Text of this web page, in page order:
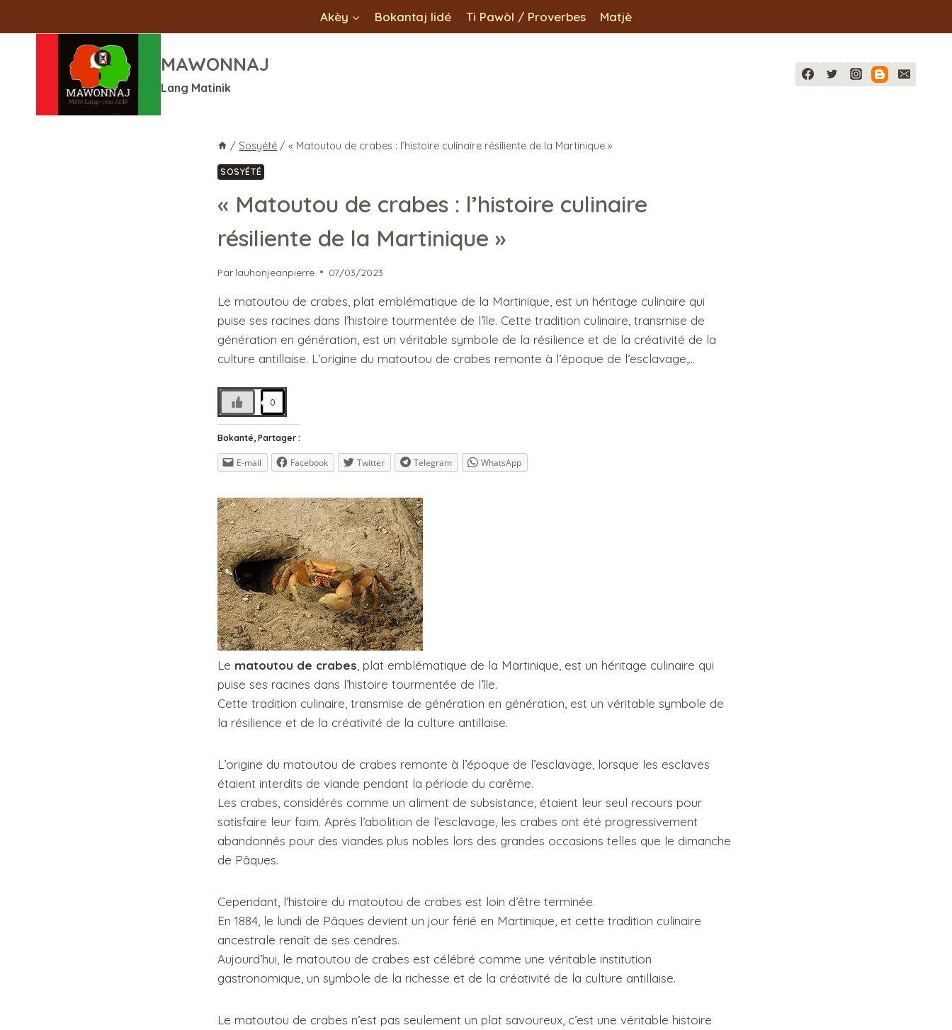
Akèy Bokantaj lidé Ti Pawòl / Proverbes Matjè
MAWONNAJ
Lang Matinik
/ Sosyété / « Matoutou de crabes : l’histoire culinaire résiliente de la Martinique »
SOSYÉTÉ
« Matoutou de crabes : l’histoire culinaire
résiliente de la Martinique »
Par lauhonjeanpierre 07/03/2023
Le matoutou de crabes, plat emblématique de la Martinique, est un héritage culinaire qui
puise ses racines dans l’histoire tourmentée de l’île. Cette tradition culinaire, transmise de
génération en génération, est un véritable symbole de la résilience et de la créativité de la
culture antillaise. L’origine du matoutou de crabes remonte à l’époque de l’esclavage,…
0
Bokanté, Partager :
E-mail Facebook Twitter Telegram WhatsApp
Le matoutou de crabes , plat emblématique de la Martinique, est un héritage culinaire qui
puise ses racines dans l’histoire tourmentée de l’île.
Cette tradition culinaire, transmise de génération en génération, est un véritable symbole de
la résilience et de la créativité de la culture antillaise.
L’origine du matoutou de crabes remonte à l’époque de l’esclavage, lorsque les esclaves
étaient interdits de viande pendant la période du carême.
Les crabes, considérés comme un aliment de subsistance, étaient leur seul recours pour
satisfaire leur faim. Après l’abolition de l’esclavage, les crabes ont été progressivement
abandonnés pour des viandes plus nobles lors des grandes occasions telles que le dimanche
de Pâques.
Cependant, l’histoire du matoutou de crabes est loin d’être terminée.
En 1884, le lundi de Pâques devient un jour férié en Martinique, et cette tradition culinaire
ancestrale renaît de ses cendres.
Aujourd’hui, le matoutou de crabes est célébré comme une véritable institution
gastronomique, un symbole de la richesse et de la créativité de la culture antillaise.
Le matoutou de crabes n’est pas seulement un plat savoureux, c’est une véritable histoire